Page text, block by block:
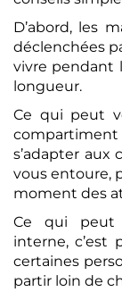
D’abord, les
déclenchées
vivre pendant
longueur.
Ce qui peut
s’adapter aux
vous entoure,
moment des
Ce qui peut
interne, c’est
certaines
partir loin de